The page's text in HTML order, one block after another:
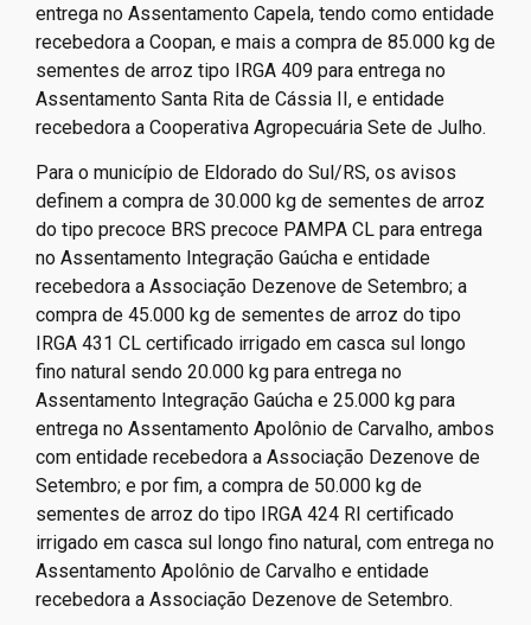
entrega no Assentamento Capela, tendo como entidade
recebedora a Coopan, e mais a compra de 85.000 kg de
sementes de arroz tipo IRGA 409 para entrega no
Assentamento Santa Rita de Cássia II, e entidade
recebedora a Cooperativa Agropecuária Sete de Julho.
Para o município de Eldorado do Sul/RS, os avisos
definem a compra de 30.000 kg de sementes de arroz
do tipo precoce BRS precoce PAMPA CL para entrega
no Assentamento Integração Gaúcha e entidade
recebedora a Associação Dezenove de Setembro; a
compra de 45.000 kg de sementes de arroz do tipo
IRGA 431 CL certificado irrigado em casca sul longo
fino natural sendo 20.000 kg para entrega no
Assentamento Integração Gaúcha e 25.000 kg para
entrega no Assentamento Apolônio de Carvalho, ambos
com entidade recebedora a Associação Dezenove de
Setembro; e por fim, a compra de 50.000 kg de
sementes de arroz do tipo IRGA 424 RI certificado
irrigado em casca sul longo fino natural, com entrega no
Assentamento Apolônio de Carvalho e entidade
recebedora a Associação Dezenove de Setembro.